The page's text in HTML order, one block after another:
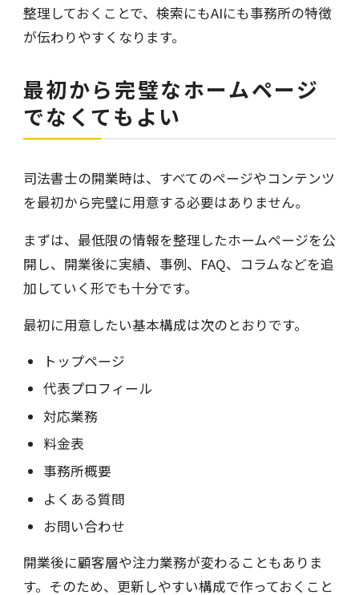
整理しておくことで、検索にもAIにも事務所の特徴
が伝わりやすくなります。
最初から完璧なホームページ
でなくてもよい
司法書士の開業時は、すべてのページやコンテンツ
を最初から完璧に用意する必要はありません。
まずは、最低限の情報を整理したホームページを公
開し、開業後に実績、事例、FAQ、コラムなどを追
加していく形でも十分です。
最初に用意したい基本構成は次のとおりです。
トップページ
代表プロフィール
対応業務
料金表
事務所概要
よくある質問
お問い合わせ
開業後に顧客層や注力業務が変わることもありま
す。そのため、更新しやすい構成で作っておくこと